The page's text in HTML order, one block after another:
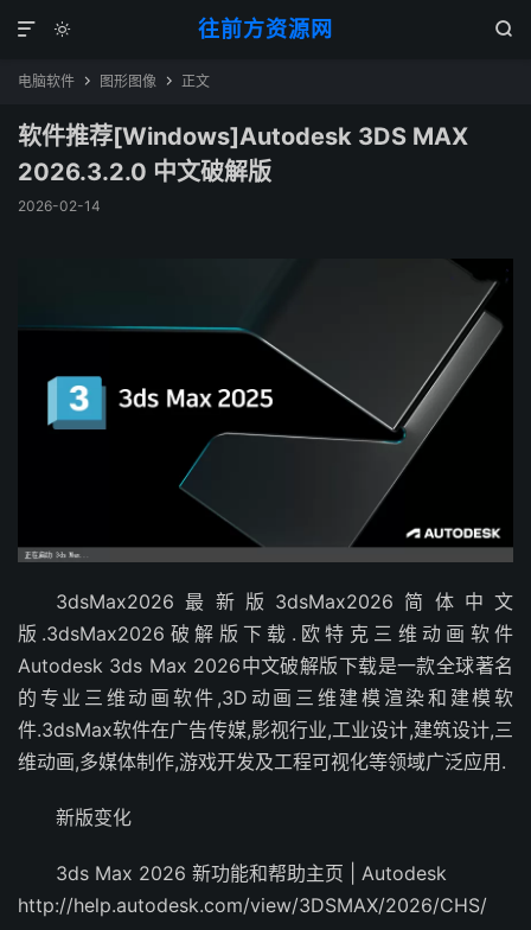
往前方资源网
 

电脑软件  图形图像  正文
软件推荐[Windows]Autodesk 3DS MAX
2026.3.2.0 中文破解版
2026-02-14
3dsMax2026最新版3dsMax2026简体中文
版.3dsMax2026破解版下载.欧特克三维动画软件
Autodesk 3ds Max 2026中文破解版下载是一款全球著名
的专业三维动画软件,3D动画三维建模渲染和建模软
件.3dsMax软件在广告传媒,影视行业,工业设计,建筑设计,三
维动画,多媒体制作,游戏开发及工程可视化等领域广泛应用.
新版变化
3ds Max 2026 新功能和帮助主页 | Autodesk
http://help.autodesk.com/view/3DSMAX/2026/CHS/